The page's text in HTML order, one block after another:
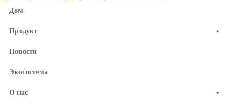
Дом
Продукт
Новости
Экосистема
О нас